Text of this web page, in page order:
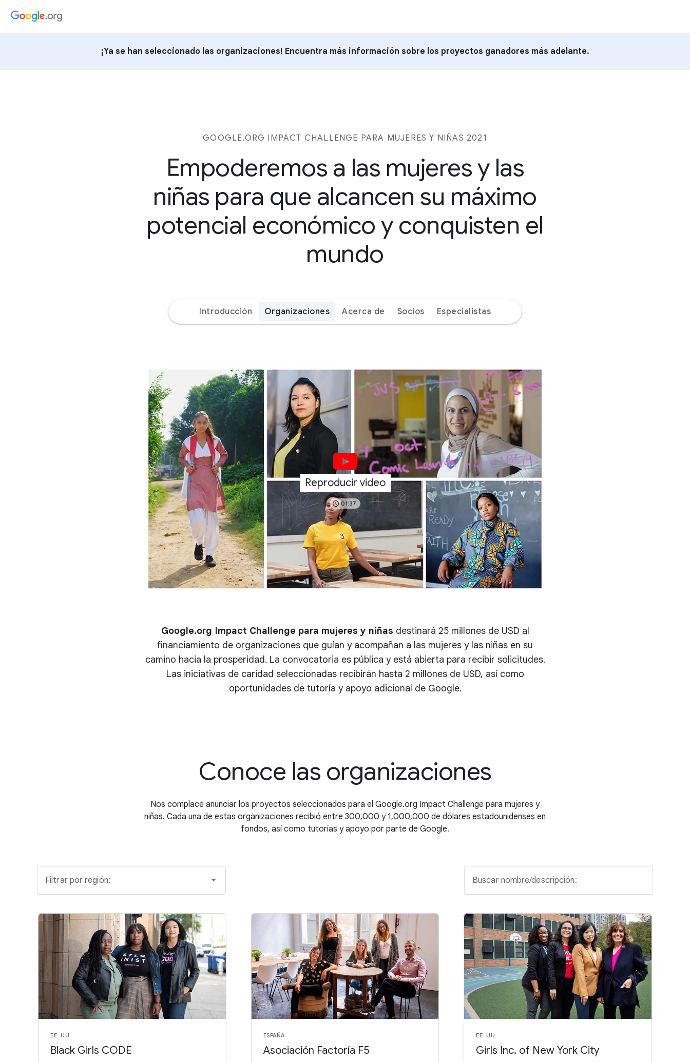
¡Ya se han seleccionado las organizaciones! Encuentra más información sobre los proyectos ganadores más adelante.
GOOGLE.ORG IMPACT CHALLENGE PARA MUJERES Y NIÑAS 2021
Empoderemos a las mujeres y las
niñas para que alcancen su máximo
potencial económico y conquisten el
mundo
Introducción Organizaciones Acerca de Socios Especialistas
Reproducir video
01:37
Google.org Impact Challenge para mujeres y niñas destinará 25 millones de USD al
financiamiento de organizaciones que guían y acompañan a las mujeres y las niñas en su
camino hacia la prosperidad. La convocatoria es pública y está abierta para recibir solicitudes.
Las iniciativas de caridad seleccionadas recibirán hasta 2 millones de USD, así como
oportunidades de tutoría y apoyo adicional de Google.
Conoce las organizaciones
Nos complace anunciar los proyectos seleccionados para el Google.org Impact Challenge para mujeres y
niñas. Cada una de estas organizaciones recibió entre 300,000 y 1,000,000 de dólares estadounidenses en
fondos, así como tutorías y apoyo por parte de Google.
Filtrar por región: Buscar nombre/descripción:
EE. UU.
Black Girls CODE
ESPAÑA
Asociación Factoría F5
EE. UU.
Girls Inc. of New York City